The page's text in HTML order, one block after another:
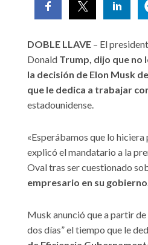
DOBLE LLAVE – El
Donald Trump, dijo que no
la decisión de Elon Musk
que le dedica a trabajar
estadounidense.
«Esperábamos que lo hiciera
explicó el mandatario a la
Oval tras ser cuestionado
empresario en su
Musk anunció que a partir
dos días” el tiempo que le